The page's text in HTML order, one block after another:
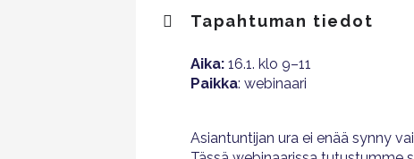
Tapahtuman tiedot
Aika: 16.1. klo 9–11
Paikka: webinaari
Asiantuntijan ura ei enää synny